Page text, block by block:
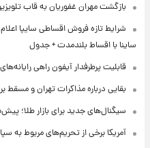
بازگشت مهران غفوریان به قاب
شرایط تازه فروش اقساطی سایپا
ساینا با اقساط بلندمدت + جدول
قابلیت پرطرفدار آیفون راهی
بقایی درباره مذاکرات تهران و مسقط
سیگنال‌های جدید برای بازار طلا؛
آمریکا برخی از تحریم‌های مربوط به